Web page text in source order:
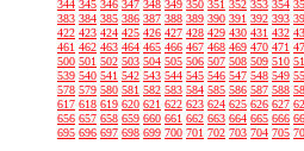
344 345 346 347 348 349 350 351 352 353 354
383 384 385 386 387 388 389 390 391 392 393
422 423 424 425 426 427 428 429 430 431 432
461 462 463 464 465 466 467 468 469 470 471
500 501 502 503 504 505 506 507 508 509 510
539 540 541 542 543 544 545 546 547 548 549
578 579 580 581 582 583 584 585 586 587 588
617 618 619 620 621 622 623 624 625 626 627
656 657 658 659 660 661 662 663 664 665 666
695 696 697 698 699 700 701 702 703 704 705